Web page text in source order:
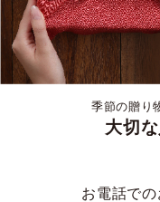
季節の贈り
大切
お電話で